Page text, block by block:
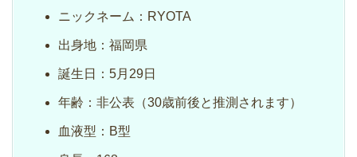
ニックネーム：RYOTA
出身地：福岡県
誕生日：5月29日
年齢：非公表（30歳前後と推測されます）
血液型：B型